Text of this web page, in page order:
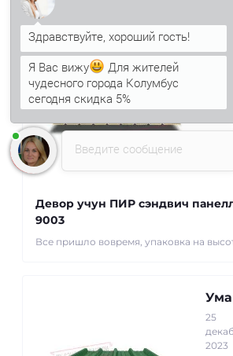
22 май
Девор учун ПИР сэндвич
9003
Все пришло вовремя, упаковка на
25
2023
Введите сообщение
Я Вас вижу
Для жителей
чудесного города Колумбус
сегодня скидка 5%